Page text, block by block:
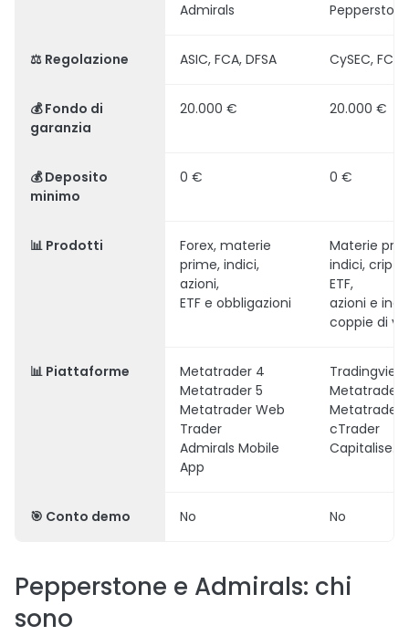
Admirals
⚖️ Regolazione ASIC, FCA, DFSA CySEC, FCA,
💰Fondo di
garanzia
20.000 € 20.000 €
💰Deposito
minimo
0 € 0 €
📊 Prodotti
Forex, materie
prime, indici,
azioni,
ETF e obbligazioni
Materie
indici,
ETF,
azioni e
coppie di
📊 Piattaforme
Metatrader 4
Metatrader 5
Metatrader Web
Trader
Admirals Mobile
App
Tradingview
Metatrader
Metatrader
cTrader
Capitalise.ia
🎯 Conto demo No No
Pepperstone e Admirals: chi
sono